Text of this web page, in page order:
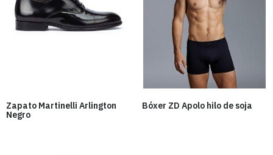
Zapato Martinelli Arlington
Negro
Bóxer ZD Apolo hilo de soja